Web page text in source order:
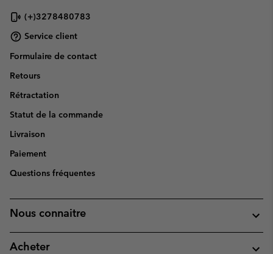
(+)3278480783
Service client
Formulaire de contact
Retours
Rétractation
Statut de la commande
Livraison
Paiement
Questions fréquentes
Nous connaitre
Acheter